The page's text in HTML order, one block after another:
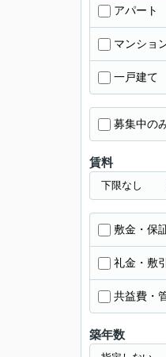
アパート
マンショ
一戸建て
募集中の
賃料
敷金・保
礼金・敷
共益費・
築年数